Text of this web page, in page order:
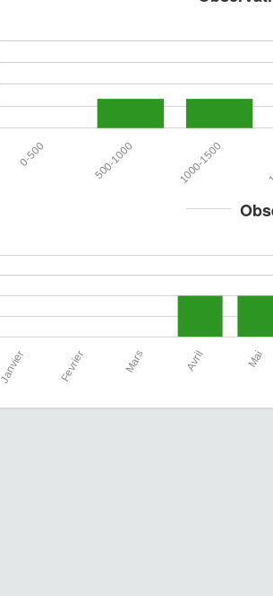
1000-1500
500-1000
0-500
Mai
Avril
Mars
Fevrier
Janvier